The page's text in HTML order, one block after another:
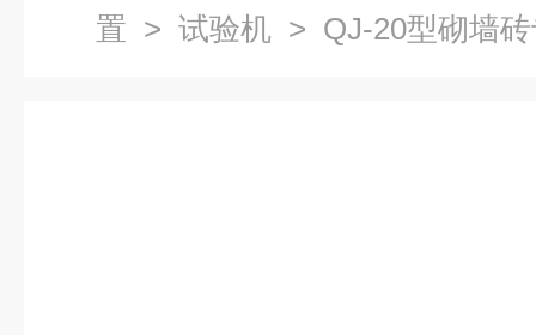
置 > 试验机 > QJ-20型砌墙